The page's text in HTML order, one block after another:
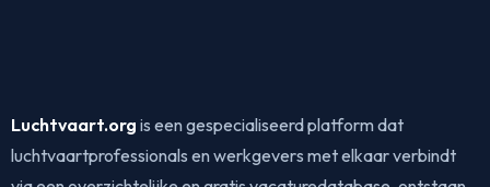
Luchtvaart.org is een gespecialiseerd platform dat
luchtvaartprofessionals en werkgevers met elkaar verbindt